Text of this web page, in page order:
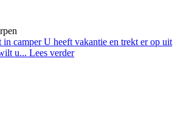
in camperU heeft vakantie en trekt er op uit
u... Lees verder